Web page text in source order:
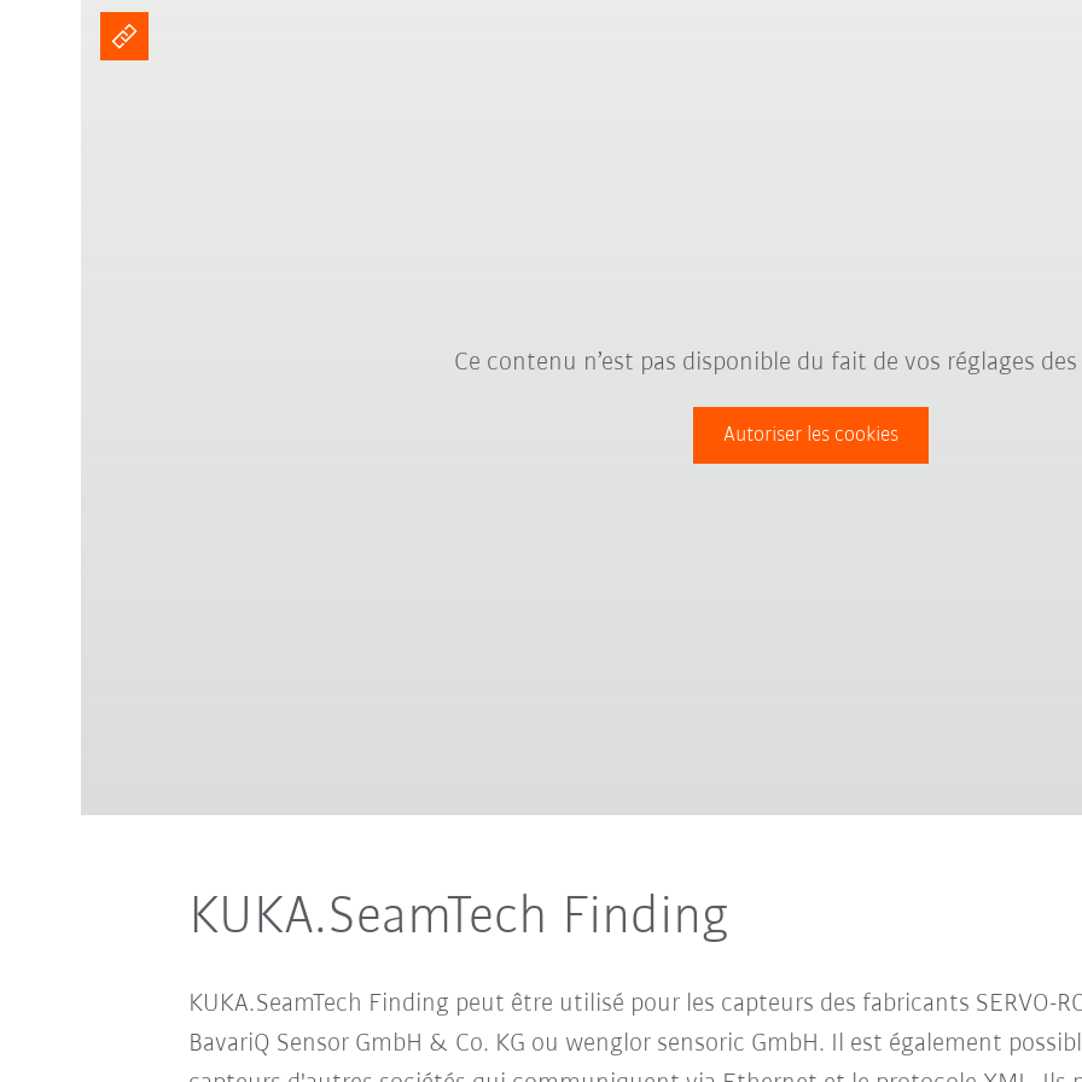
Ce contenu n’est pas disponible du fait de vos réglages
Autoriser les cookies
KUKA.SeamTech Finding
KUKA.SeamTech Finding peut être utilisé pour les capteurs des fabricants SERVO-
BavariQ Sensor GmbH & Co. KG ou wenglor sensoric GmbH. Il est également